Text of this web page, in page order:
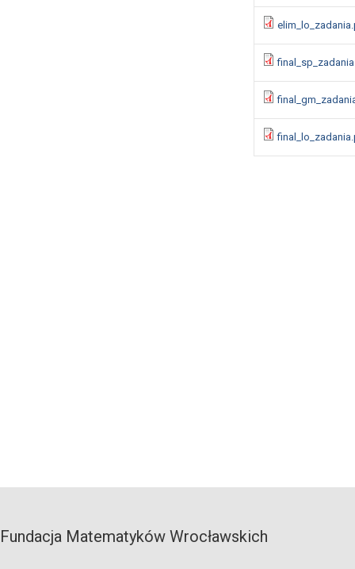
Fundacja Matematyków Wrocławskich